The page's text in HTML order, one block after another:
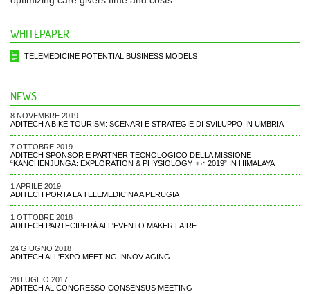
WHITEPAPER
TELEMEDICINE POTENTIAL BUSINESS MODELS
NEWS
8 NOVEMBRE 2019
ADITECH A BIKE TOURISM: SCENARI E STRATEGIE DI SVILUPPO IN UMBRIA
7 OTTOBRE 2019
ADITECH SPONSOR E PARTNER TECNOLOGICO DELLA MISSIONE
“KANCHENJUNGA: EXPLORATION & PHYSIOLOGY ♀♂ 2019” IN HIMALAYA
1 APRILE 2019
ADITECH PORTA LA TELEMEDICINA A PERUGIA
1 OTTOBRE 2018
ADITECH PARTECIPERÀ ALL'EVENTO MAKER FAIRE
24 GIUGNO 2018
ADITECH ALL'EXPO MEETING INNOV-AGING
28 LUGLIO 2017
ADITECH AL CONGRESSO CONSENSUS MEETING